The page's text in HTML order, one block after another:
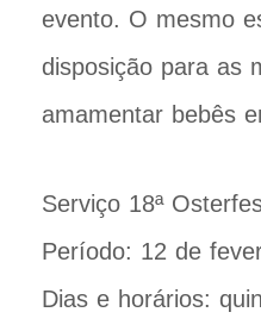
evento. O mesmo
disposição para as
amamentar bebês
Serviço 18ª
Período: 12 de
Dias e horários: